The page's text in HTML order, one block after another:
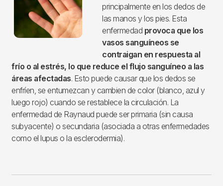
principalmente en los dedos de
las manos y los pies. Esta
enfermedad provoca que los
vasos sanguíneos se
contraigan en respuesta al
frío o al estrés, lo que reduce el flujo sanguíneo a las
áreas afectadas. Esto puede causar que los dedos se
enfríen, se entumezcan y cambien de color (blanco, azul y
luego rojo) cuando se restablece la circulación. La
enfermedad de Raynaud puede ser primaria (sin causa
subyacente) o secundaria (asociada a otras enfermedades
como el lupus o la esclerodermia).